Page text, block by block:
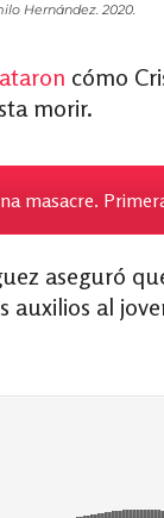
Hernández. 2020.
cómo
morir.
masacre.
aseguró
al